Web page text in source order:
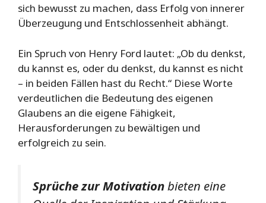
sich bewusst zu machen, dass Erfolg von innerer
Überzeugung und Entschlossenheit abhängt.
Ein Spruch von Henry Ford lautet: „Ob du denkst,
du kannst es, oder du denkst, du kannst es nicht
– in beiden Fällen hast du Recht.“ Diese Worte
verdeutlichen die Bedeutung des eigenen
Glaubens an die eigene Fähigkeit,
Herausforderungen zu bewältigen und
erfolgreich zu sein.
Sprüche zur Motivationbieten eine